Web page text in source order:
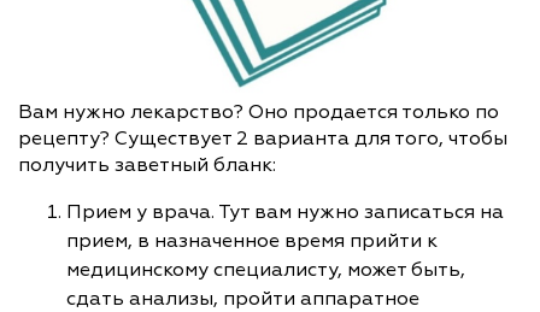
Вам нужно лекарство? Оно продается только по
рецепту? Существует 2 варианта для того, чтобы
получить заветный бланк:
Прием у врача. Тут вам нужно записаться на
прием, в назначенное время прийти к
медицинскому специалисту, может быть,
сдать анализы, пройти аппаратное